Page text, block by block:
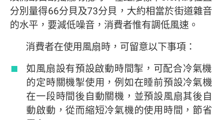
分別量得66分貝及73分貝，大約相當於街道雜音
的水平，要減低噪音，消費者惟有調低風速。
消費者在使用風扇時，可留意以下事項：
如風扇設有預設啟動時間掣，可配合冷氣機
的定時關機掣使用，例如在睡前預設冷氣機
在一段時間後自動關機，並預設風扇其後自
動啟動，從而縮短冷氣機的使用時間，節省